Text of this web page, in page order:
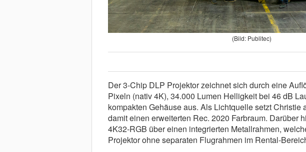
(Bild: Publitec)
Der 3-Chip DLP Projektor zeichnet sich durch eine
Pixeln (nativ 4K), 34.000 Lumen Helligkeit bei 46 dB
kompakten Gehäuse aus. Als Lichtquelle setzt Christie
damit einen erweiterten Rec. 2020 Farbraum. Darüber
4K32-RGB über einen integrierten Metallrahmen,
Projektor ohne separaten Flugrahmen im Rental-